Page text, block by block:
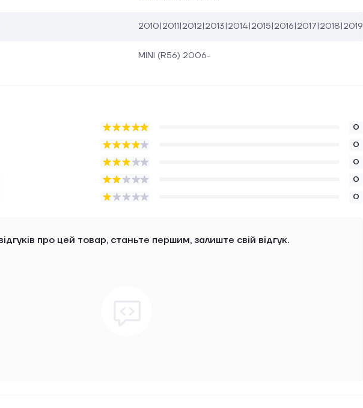
2010|2011|2012|2013|2014|2015|2016|2017|2018|2019
MINI (R56) 2006-
0
0
0
0
0
про цей товар, станьте першим, залиште свій відгук.